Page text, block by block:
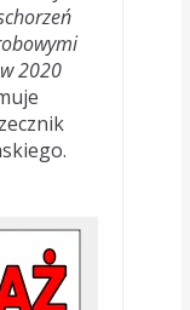
2020